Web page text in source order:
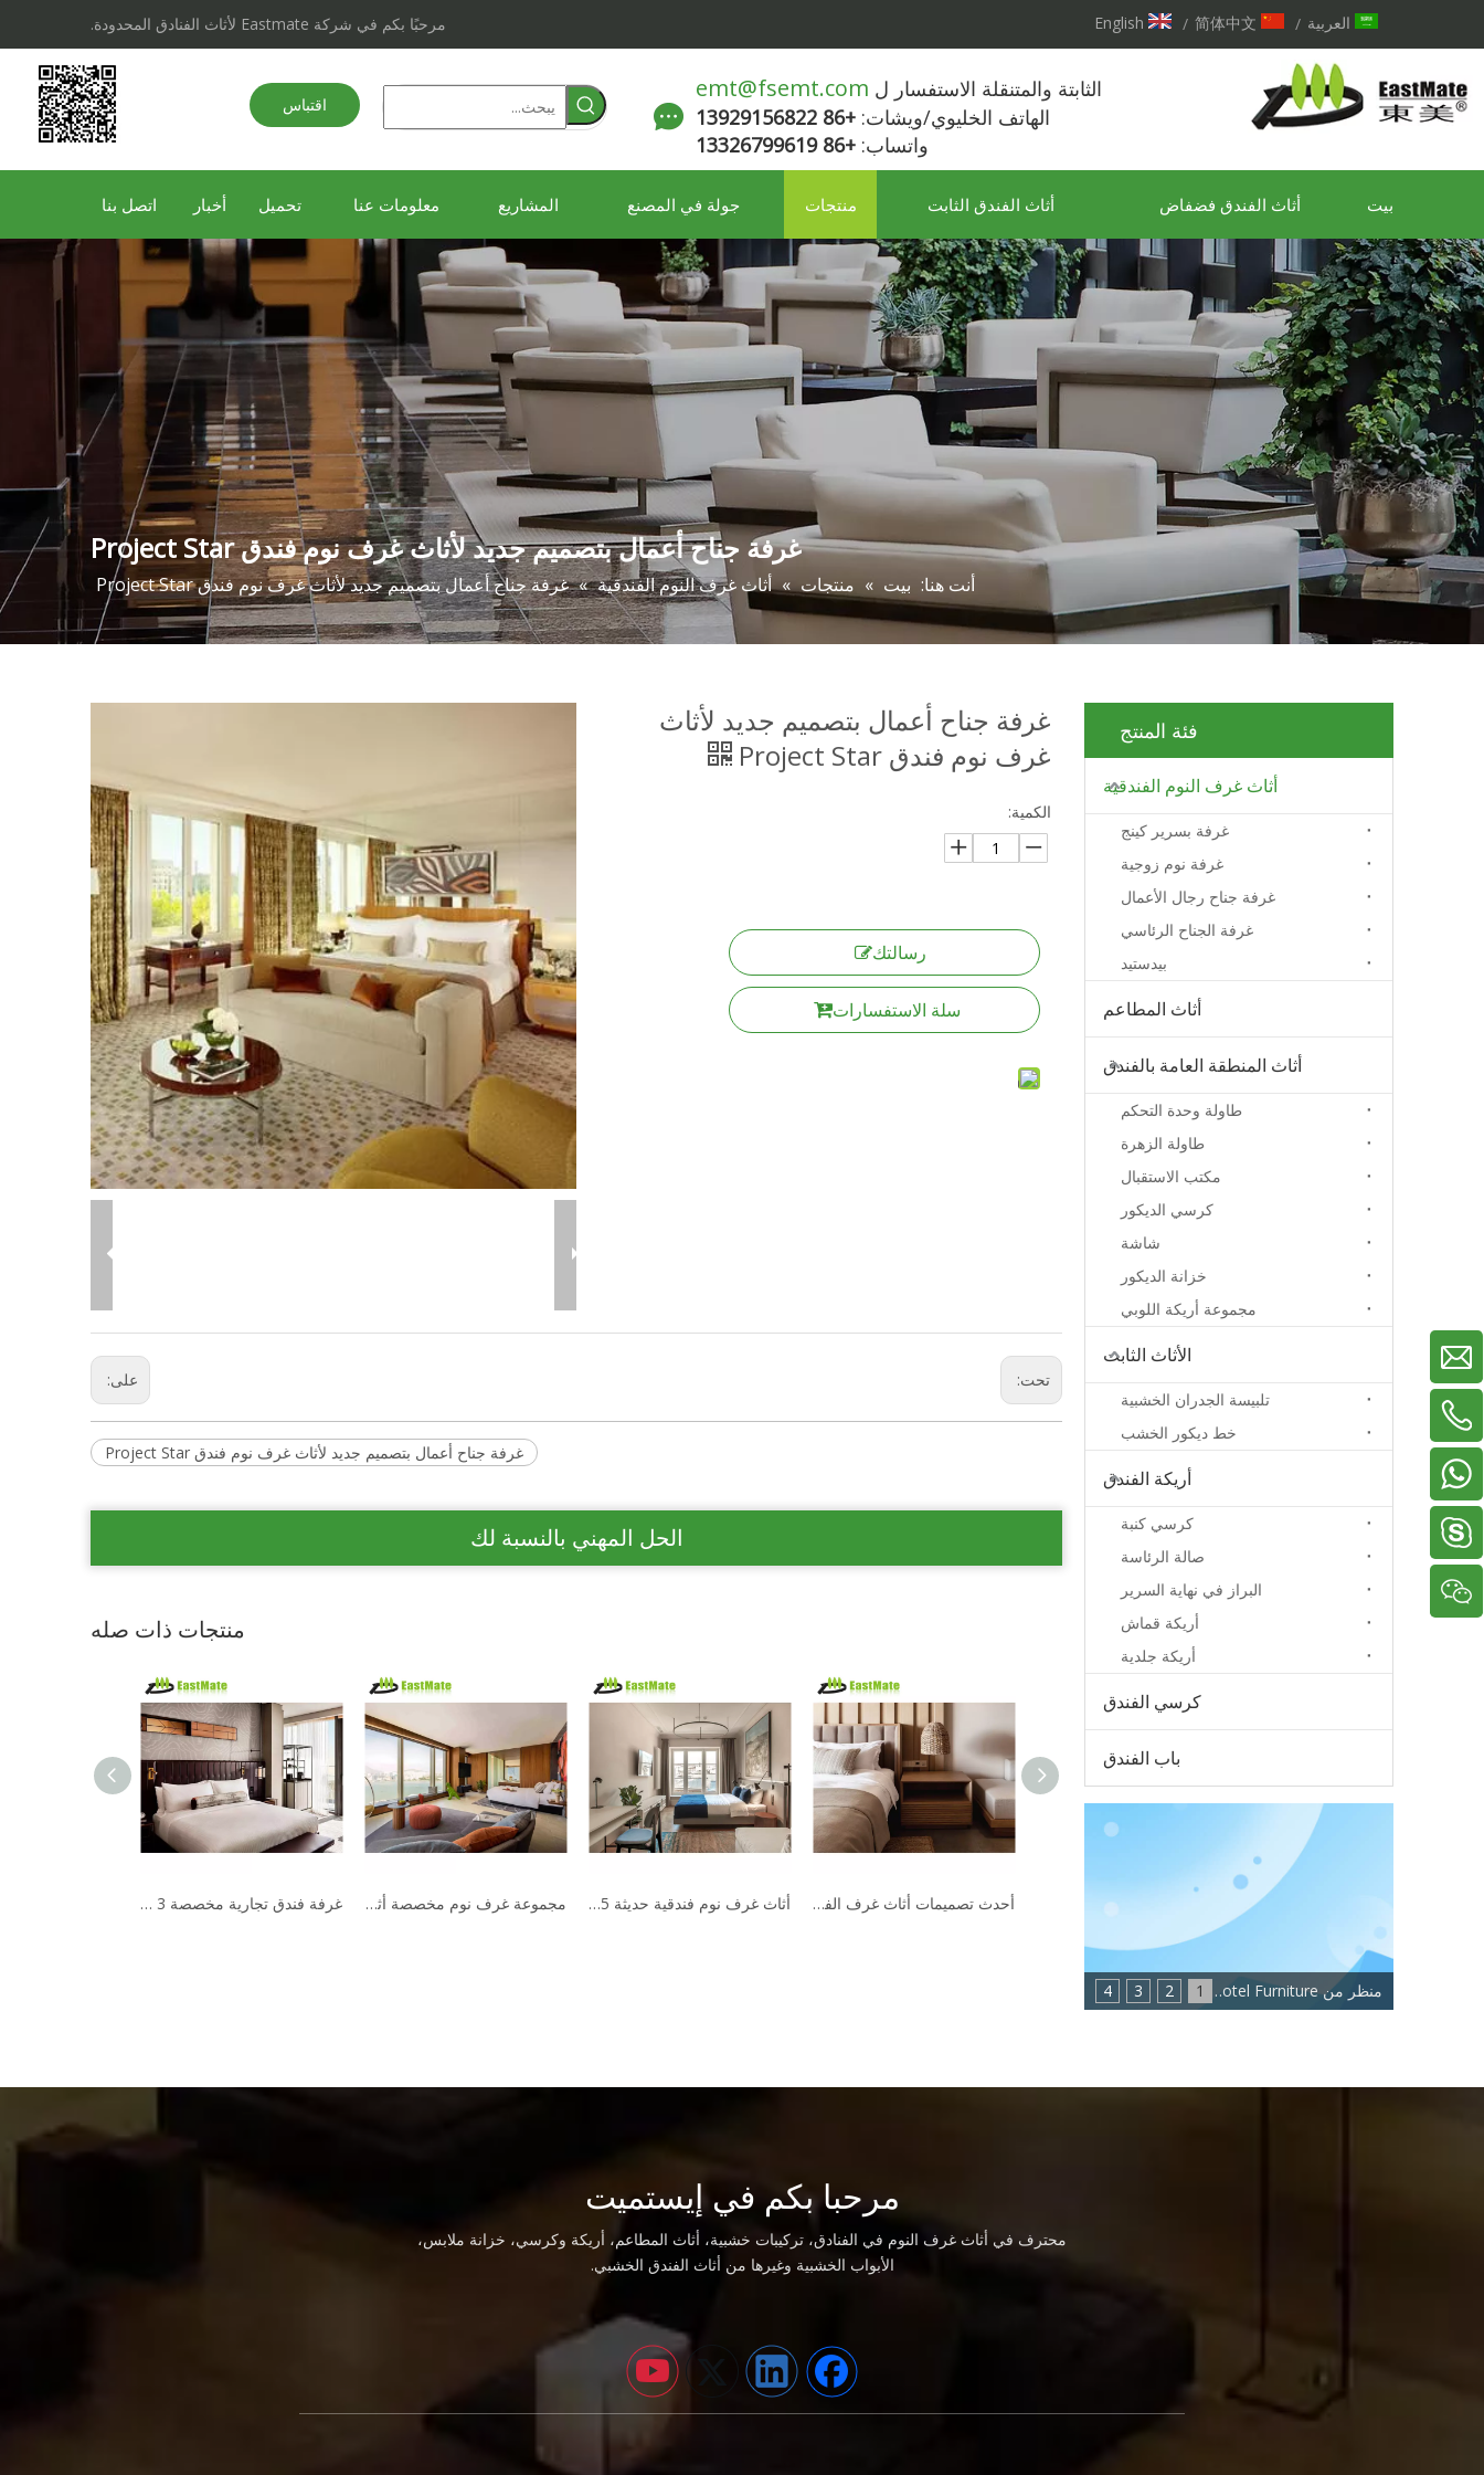
مرحبًا بكم في شركة Eastmate لأثاث الفنادق المحدودة. العربية /
简体中文
/
English
الثابتة والمتنقلة الاستفسار ل emt@fsemt.com
الهاتف الخليوي/ويشات: +86 13929156822
واتساب: +86 13326799619
اقتباس
بيت أثاث الفندق فضفاض أثاث الفندق الثابت منتجات جولة في المصنع المشاريع معلومات عنا تحميل أخبار اتصل بنا
غرفة جناح أعمال بتصميم جديد لأثاث غرف نوم فندق Project Star
أنت هنا: بيت » منتجات » أثاث غرف النوم الفندقية » غرفة جناح أعمال بتصميم جديد لأثاث غرف نوم فندق Project Star
غرفة جناح أعمال بتصميم جديد لأثاث
غرف نوم فندق Project Star
الكمية:
رسالتك
سلة الاستفسارات
على: تحت:
غرفة جناح أعمال بتصميم جديد لأثاث غرف نوم فندق Project Star
الحل المهني بالنسبة لك
منتجات ذات صله
غرفة فندق تجارية مخصصة 3 4 5 نجوم مجموعة أثاث غرف النوم الخشبية الحديثة مجموعة غرف نوم مخصصة أثاث الفندق أثاث غرفة من الخشب الصلب الحديث أثاث غرف نوم فندقية حديثة 5 نجوم عالي الجودة أحدث تصميمات أثاث غرف الفنادق الفاخرة لخزانة ملابس غرف النوم
فئة المنتج
أثاث غرف النوم الفندقية
غرفة بسرير كينج
غرفة نوم زوجية
غرفة جناح رجال الأعمال
غرفة الجناح الرئاسي
بيدستيد
أثاث المطاعم
أثاث المنطقة العامة بالفندق
طاولة وحدة التحكم
طاولة الزهرة
مكتب الاستقبال
كرسي الديكور
شاشة
خزانة الديكور
مجموعة أريكة اللوبي
الأثاث الثابت
تلبيسة الجدران الخشبية
خط ديكور الخشب
أريكة الفندق
كرسي كنبة
صالة الرئاسة
البراز في نهاية السرير
أريكة قماش
أريكة جلدية
كرسي الفندق
باب الفندق
1
2
3
4 منظر من Eastmate Hotel Furniture: اتجاه جديد لصناعة أثاث الفنادق
مرحبا بكم في إيستميت
محترف في أثاث غرف النوم في الفنادق، تركيبات خشبية، أثاث المطاعم، أريكة وكرسي، خزانة ملابس،
الأبواب الخشبية وغيرها من أثاث الفندق الخشبي.